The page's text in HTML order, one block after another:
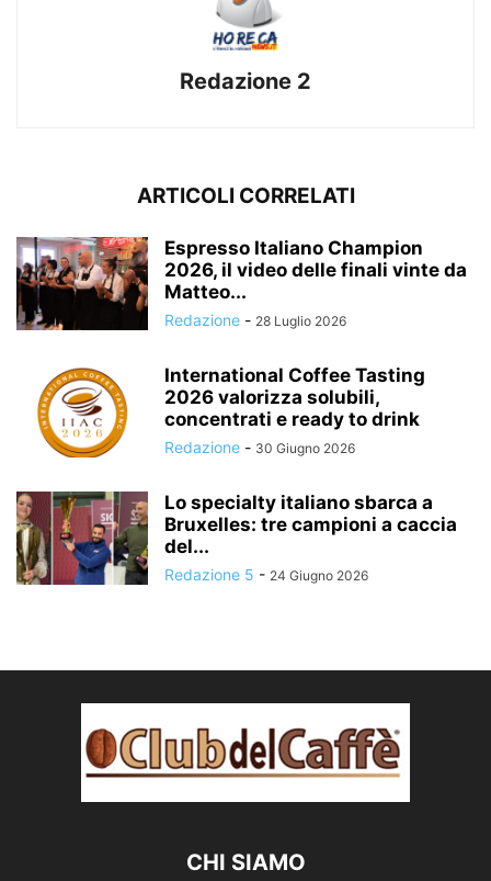
Redazione 2
ARTICOLI CORRELATI
Espresso Italiano Champion
2026, il video delle finali vinte da
Matteo...
Redazione - 28 Luglio 2026
International Coffee Tasting
2026 valorizza solubili,
concentrati e ready to drink
Redazione - 30 Giugno 2026
Lo specialty italiano sbarca a
Bruxelles: tre campioni a caccia
del...
Redazione 5 - 24 Giugno 2026
CHI SIAMO